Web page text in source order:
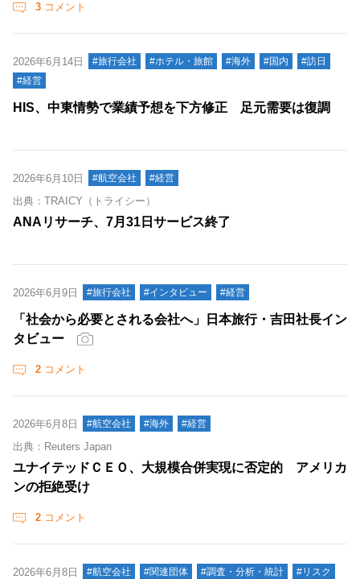
3 コメント
2026年6月14日 #旅行会社 #ホテル・旅館 #海外 #国内
#訪日
#経営
HIS、中東情勢で業績予想を下方修正 足元需要は復調
2026年6月10日 #航空会社 #経営
出典：TRAICY（トライシー）
ANAリサーチ、7月31日サービス終了
2026年6月9日 #旅行会社 #インタビュー #経営
「社会から必要とされる会社へ」日本旅行・吉田社長イン
タビュー
2 コメント
2026年6月8日 #航空会社 #海外 #経営
出典：Reuters Japan
ユナイテッドＣＥＯ、大規模合併実現に否定的 アメリカ
ンの拒絶受け
2 コメント
2026年6月8日 #航空会社 #関連団体 #調査・分析・統計
#リスク